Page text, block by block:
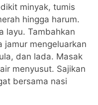
minyak, tumis
hingga harum.
layu. Tambahkan
jamur mengeluarkan
dan lada. Masak
menyusut. Sajikan
bersama nasi